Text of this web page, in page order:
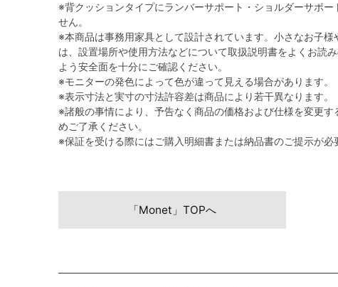
※背クッションタイプにランバーサポート・ショルダーサポー
せん。
※本商品は事務用家具として設計されています。小さなお子
は、設置場所や使用方法などについて取扱説明書をよくお読
よう安全面を十分にご確認ください。
※モニターの発色によって色が違って見える場合があります。
※表示寸法と実寸の寸法許容差は商品により若干異なります。
※諸般の事情により、予告なく商品の価格および仕様を変更す
めご了承ください。
※保証を受ける際にはご購入明細書または納品書のご提示が必
「Monet」TOPへ